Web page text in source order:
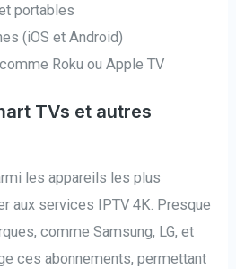
portables
(iOS et Android)
Roku ou Apple TV
TVs et autres
les appareils les plus
aux services IPTV 4K. Presque
comme Samsung, LG, et
ces abonnements, permettant